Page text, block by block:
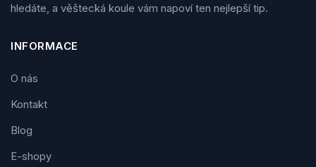
hledáte, a věštecká koule vám napoví ten nejlepší tip.
INFORMACE
O nás
Kontakt
Blog
E-shopy